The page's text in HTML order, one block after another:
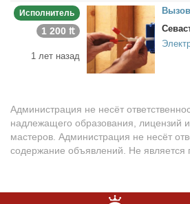
Исполнитель
1 200 ₶
1 лет назад
Администрация не несёт
надлежащего образования, лицензий
мастеров. Администрация не несёт
содержание объявлений. Не является